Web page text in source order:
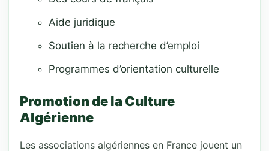
Aide juridique
Soutien à la recherche d’emploi
Programmes d’orientation culturelle
Promotion de la Culture
Algérienne
Les associations algériennes en France jouent un